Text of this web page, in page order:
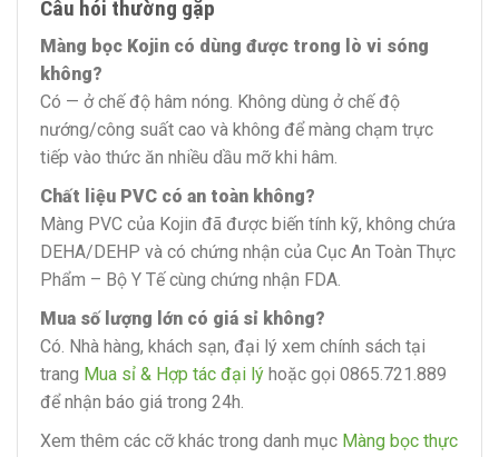
Câu hỏi thường gặp
Màng bọc Kojin có dùng được trong lò vi sóng
không?
Có — ở chế độ hâm nóng. Không dùng ở chế độ
nướng/công suất cao và không để màng chạm trực
tiếp vào thức ăn nhiều dầu mỡ khi hâm.
Chất liệu PVC có an toàn không?
Màng PVC của Kojin đã được biến tính kỹ, không chứa
DEHA/DEHP và có chứng nhận của Cục An Toàn Thực
Phẩm – Bộ Y Tế cùng chứng nhận FDA.
Mua số lượng lớn có giá sỉ không?
Có. Nhà hàng, khách sạn, đại lý xem chính sách tại
trang Mua sỉ & Hợp tác đại lý hoặc gọi 0865.721.889
để nhận báo giá trong 24h.
Xem thêm các cỡ khác trong danh mục Màng bọc thực